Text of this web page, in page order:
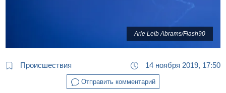
Arie Leib Abrams/Flash90
Происшествия 14 ноября 2019, 17:50
Отправить комментарий